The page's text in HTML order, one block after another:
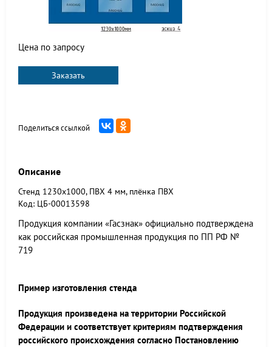
Цена по запросу
Заказать
Поделиться ссылкой
Описание
Стенд 1230x1000, ПВХ 4 мм, плёнка ПВХ
Код: ЦБ-00013598
Продукция компании «Гасзнак» официально подтверждена
как российская промышленная продукция по ПП РФ №
719
Пример изготовления стенда
Продукция произведена на территории Российской
Федерации и соответствует критериям подтверждения
российского происхождения согласно Постановлению